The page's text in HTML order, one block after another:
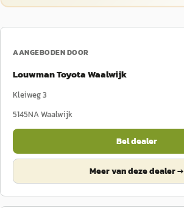
AANGEBODEN DOOR
Louwman Toyota Waalwijk
Kleiweg 3
5145NAWaalwijk
Bel dealer
Meer van deze dealer →